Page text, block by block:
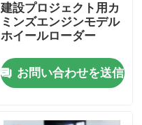
建設プロジェクト用カ
ミンズエンジンモデル
ホイールローダー
お問い合わせを送信